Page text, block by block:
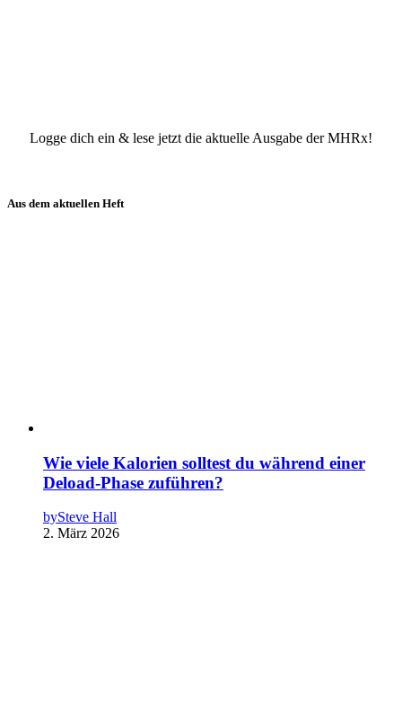
Logge dich ein & lese jetzt die aktuelle Ausgabe der MHRx!
Aus dem aktuellen Heft
Wie viele Kalorien solltest du während einer
Deload-Phase zuführen?
bySteve Hall
2. März 2026